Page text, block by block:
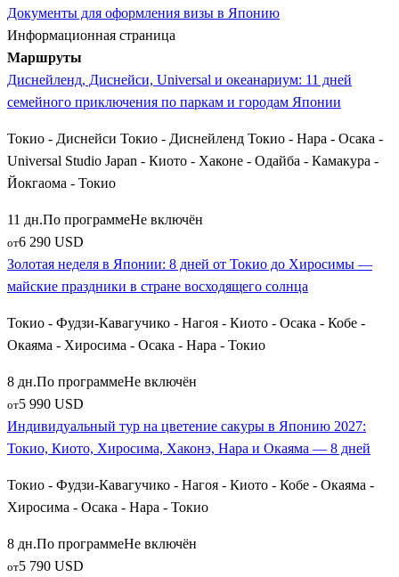
Документы для оформления визы в Японию
Информационная страница
Маршруты
Диснейленд, Диснейси, Universal и океанариум: 11 дней
семейного приключения по паркам и городам Японии
Токио - Диснейси Токио - Диснейленд Токио - Нара - Осака -
Universal Studio Japan - Киото - Хаконе - Одайба - Камакура -
Йокгаома - Токио
11 дн.По программеНе включён
от6 290 USD
Золотая неделя в Японии: 8 дней от Токио до Хиросимы —
майские праздники в стране восходящего солнца
Токио - Фудзи-Кавагучико - Нагоя - Киото - Осака - Кобе -
Окаяма - Хиросима - Осака - Нара - Токио
8 дн.По программеНе включён
от5 990 USD
Индивидуальный тур на цветение сакуры в Японию 2027:
Токио, Киото, Хиросима, Хаконэ, Нара и Окаяма — 8 дней
Токио - Фудзи-Кавагучико - Нагоя - Киото - Кобе - Окаяма -
Хиросима - Осака - Нара - Токио
8 дн.По программеНе включён
от5 790 USD